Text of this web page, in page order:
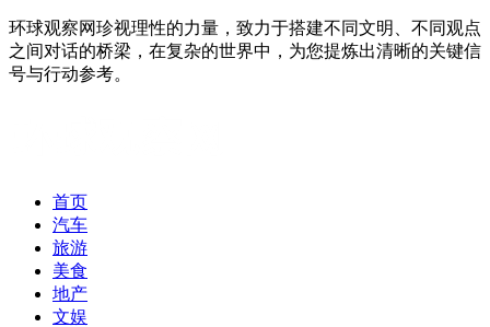
环球观察网珍视理性的力量，致力于搭建不同文明、不同观点
之间对话的桥梁，在复杂的世界中，为您提炼出清晰的关键信
号与行动参考。
首页
汽车
旅游
美食
地产
文娱